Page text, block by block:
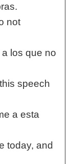
not
los que no
speech
a esta
today, and